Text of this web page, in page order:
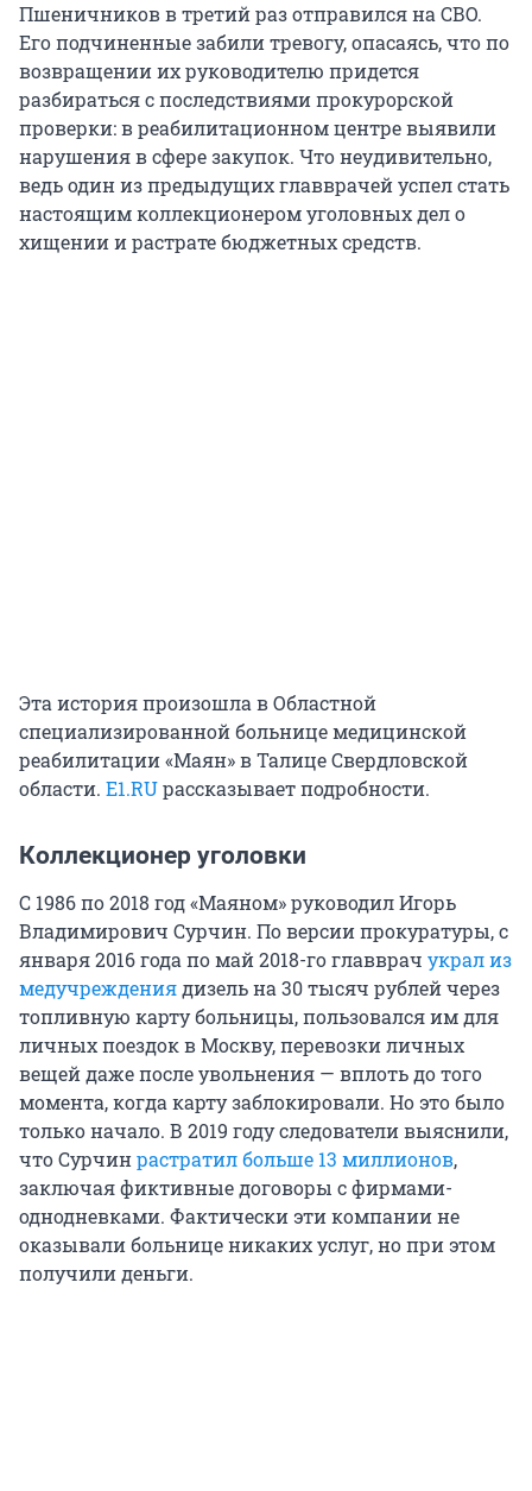
Пшеничников в третий раз отправился на СВО.
Его подчиненные забили тревогу, опасаясь, что по
возвращении их руководителю придется
разбираться с последствиями прокурорской
проверки: в реабилитационном центре выявили
нарушения в сфере закупок. Что неудивительно,
ведь один из предыдущих главврачей успел стать
настоящим коллекционером уголовных дел о
хищении и растрате бюджетных средств.
Эта история произошла в Областной
специализированной больнице медицинской
реабилитации «Маян» в Талице Свердловской
области. E1.RUрассказывает подробности.
Коллекционер уголовки
С 1986 по 2018 год «Маяном» руководил Игорь
Владимирович Сурчин. По версии прокуратуры, с
января 2016 года по май 2018-го главврач украл из
медучреждениядизель на 30 тысяч рублей через
топливную карту больницы, пользовался им для
личных поездок в Москву, перевозки личных
вещей даже после увольнения — вплоть до того
момента, когда карту заблокировали. Но это было
только начало. В 2019 году следователи выяснили,
что Сурчинрастратил больше 13 миллионов,
заключая фиктивные договоры с фирмами-
однодневками. Фактически эти компании не
оказывали больнице никаких услуг, но при этом
получили деньги.